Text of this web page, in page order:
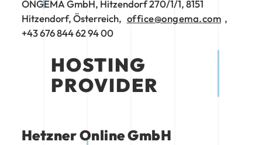
ONGEMA GmbH, Hitzendorf 270/1/1, 8151
Hitzendorf, Österreich, office@ongema.com ,
+43 676 844 62 94 00
HOSTING
PROVIDER
Hetzner Online GmbH